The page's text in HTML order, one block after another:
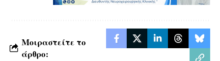
Μοιραστείτε το
άρθρο: